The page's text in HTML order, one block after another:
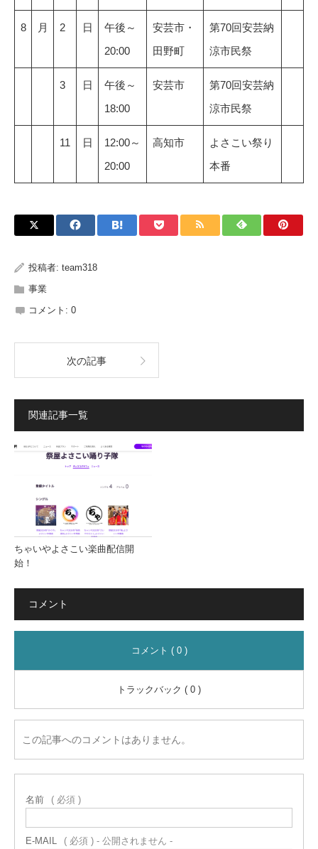
8 月 2 日
午後～
20:00
安芸市・
田野町
第70回安芸納
涼市民祭
3 日
午後～
18:00
安芸市
第70回安芸納
涼市民祭
11 日
12:00～
20:00
高知市
よさこい祭り
本番
投稿者: team318
事業
コメント: 0
次の記事
関連記事一覧
ちゃいやよさこい楽曲配信開
始！
コメント
コメント ( 0 )
トラックバック ( 0 )
この記事へのコメントはありません。
名前 ( 必須 )
E-MAIL ( 必須 ) - 公開されません -